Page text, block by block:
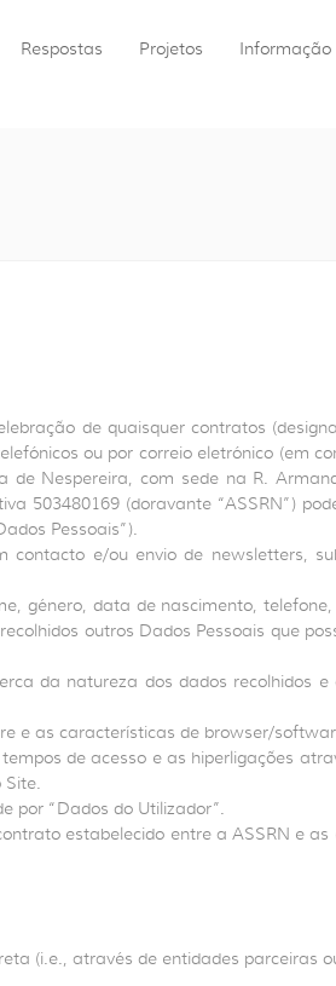
Respostas Projetos Informação
de quaisquer contratos
ou por correio eletrónico (em
Nespereira, com sede na R.
503480169 (doravante “ASSRN”)
Pessoais”).
e/ou envio de newsletters,
género, data de nascimento,
outros Dados Pessoais que
da natureza dos dados
e as características de browser/
de acesso e as hiperligações
Site.
por “Dados do Utilizador”.
estabelecido entre a ASSRN e
(i.e., através de entidades parceiras